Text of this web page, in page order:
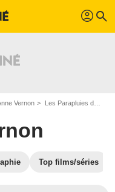
profil search
Vernon Les Parapluies de Cherbourg : Photo Anne Vernon, Catherine Deneuve
Top films/séries